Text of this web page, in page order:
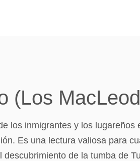
(Los
los inmigrantes y los
Es una lectura valiosa para
de la tumba de